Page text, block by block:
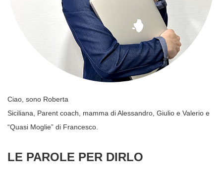
Ciao, sono Roberta
Siciliana, Parent coach, mamma di Alessandro, Giulio e Valerio e
“Quasi Moglie” di Francesco.
LE PAROLE PER DIRLO